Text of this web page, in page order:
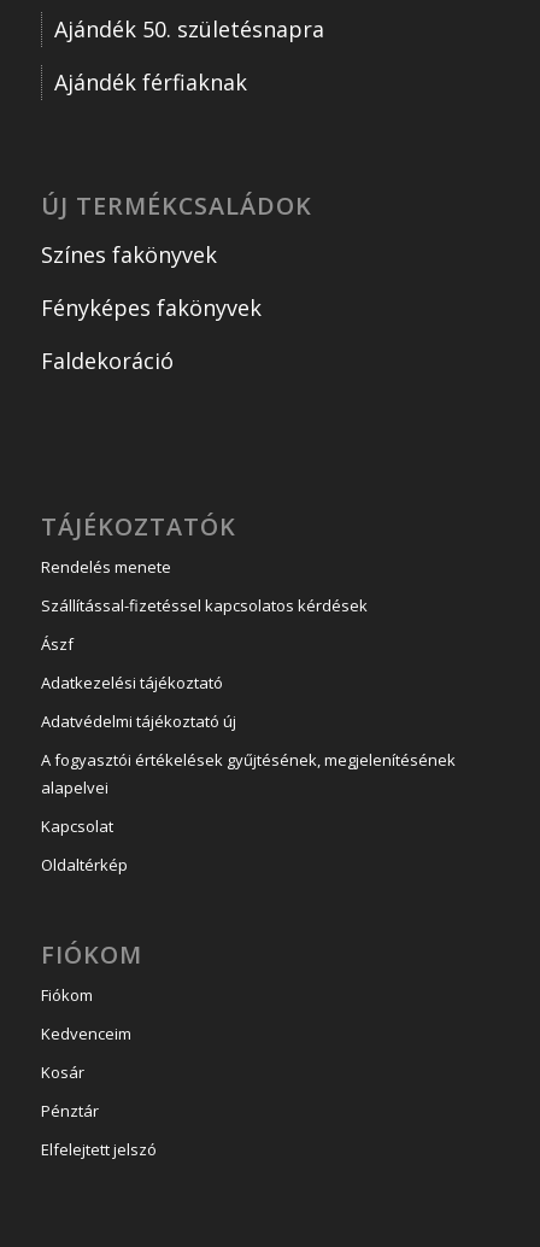
Ajándék 50. születésnapra
Ajándék férfiaknak
ÚJ TERMÉKCSALÁDOK
Színes fakönyvek
Fényképes fakönyvek
Faldekoráció
TÁJÉKOZTATÓK
Rendelés menete
Szállítással-fizetéssel kapcsolatos kérdések
Ászf
Adatkezelési tájékoztató
Adatvédelmi tájékoztató új
A fogyasztói értékelések gyűjtésének, megjelenítésének
alapelvei
Kapcsolat
Oldaltérkép
FIÓKOM
Fiókom
Kedvenceim
Kosár
Pénztár
Elfelejtett jelszó